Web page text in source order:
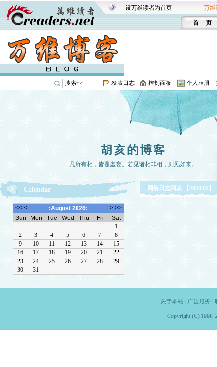
设万维读者为首页 万维
首 页
搜索>> 发表日志 控制面板 个人相册
胡亥的博客
凡所有相，皆是虚妄。若见诸相非相，则见如来。
Calendar 网络日志列表 【2020-02】
关于本站| 广告服务
Copyright (C) 1998-